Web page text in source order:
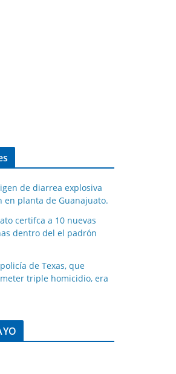
de diarrea explosiva
en planta de Guanajuato.
certifca a 10 nuevas
dentro del el padrón
de Texas, que
triple homicidio, era